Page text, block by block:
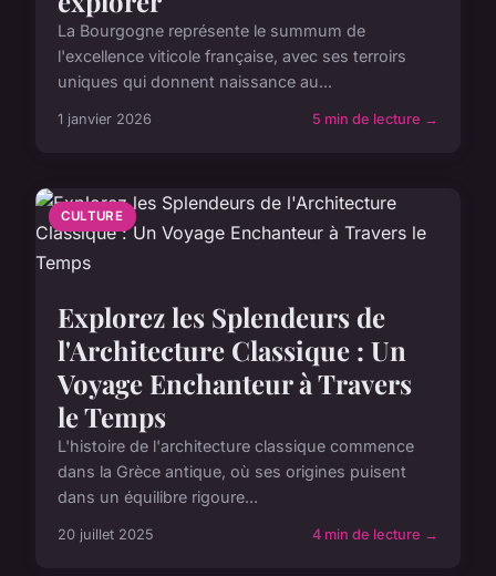
La Bourgogne représente le summum de
l'excellence viticole française, avec ses terroirs
uniques qui donnent naissance au...
1 janvier 2026 5 min de lecture →
CULTURE
Explorez les Splendeurs de
l'Architecture Classique : Un
Voyage Enchanteur à Travers
le Temps
L'histoire de l'architecture classique commence
dans la Grèce antique, où ses origines puisent
dans un équilibre rigoure...
20 juillet 2025 4 min de lecture →